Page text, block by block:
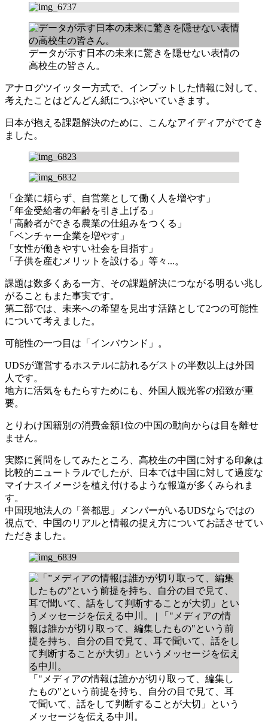
データが示す日本の未来に驚きを隠せない表情の
高校生の皆さん。
アナログツイッター方式で、インプットした情報に対して、
考えたことはどんどん紙につぶやいていきます。
日本が抱える課題解決のために、こんなアイディアがでてき
ました。
「企業に頼らず、自営業として働く人を増やす」
「年金受給者の年齢を引き上げる」
「高齢者ができる農業の仕組みをつくる」
「ベンチャー企業を増やす」
「女性が働きやすい社会を目指す」
「子供を産むメリットを設ける」等々...。
課題は数多くある一方、その課題解決につながる明るい兆し
がることもまた事実です。
第二部では、未来への希望を見出す活路として2つの可能性
について考えました。
可能性の一つ目は「インバウンド」。
UDSが運営するホステルに訪れるゲストの半数以上は外国
人です。
地方に活気をもたらすためにも、外国人観光客の招致が重
要。
とりわけ国籍別の消費金額1位の中国の動向からは目を離せ
ません。
実際に質問をしてみたところ、高校生の中国に対する印象は
比較的ニュートラルでしたが、日本では中国に対して過度な
マイナスイメージを植え付けるような報道が多くみられま
す。
中国現地法人の「誉都思」メンバーがいるUDSならではの
視点で、中国のリアルと情報の捉え方についてお話させてい
ただきました。
「"メディアの情報は誰かが切り取って、編集し
たもの"という前提を持ち、自分の目で見て、耳
で聞いて、話をして判断することが大切」という
メッセージを伝える中川。